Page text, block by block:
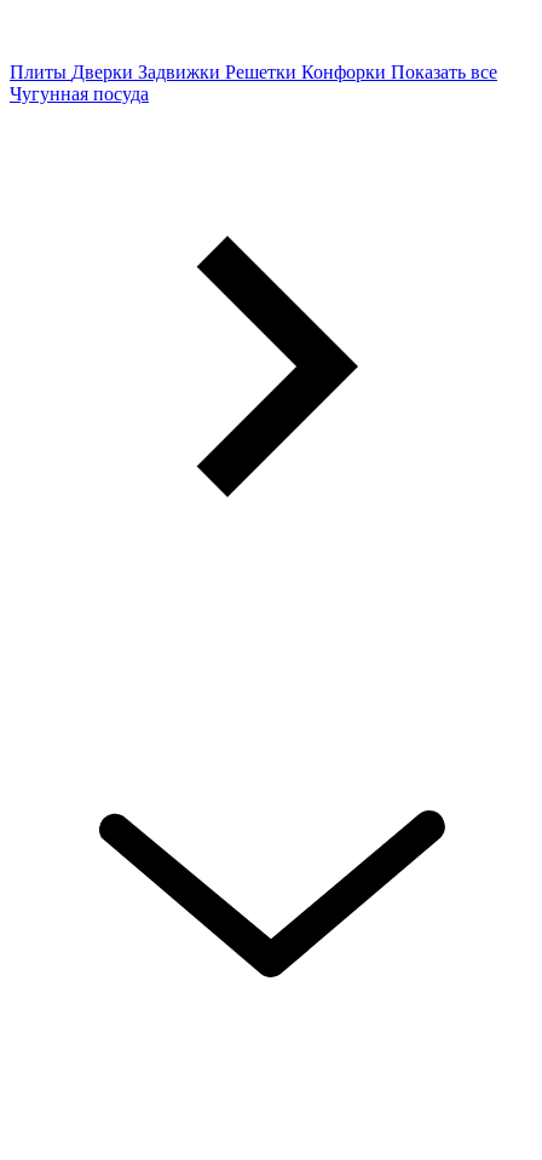
Плиты Дверки Задвижки Решетки Конфорки Показать все
Чугунная посуда